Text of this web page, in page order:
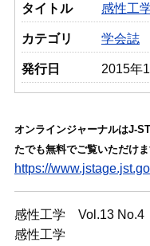
タイトル 感性工
カテゴリ 学会誌
発行日 2015年
オンラインジャーナルはJ-
たでも無料でご覧いただけま
https://
感性工学 Vol.13 No.4
感性工学